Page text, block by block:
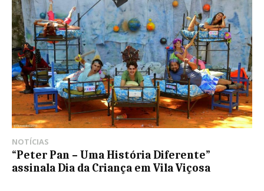
NOTÍCIAS
“Peter Pan – Uma História Diferente”
assinala Dia da Criança em Vila Viçosa